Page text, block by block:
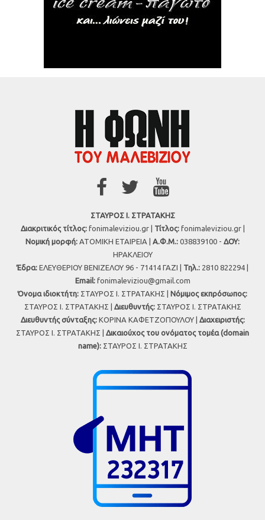
ΣΤΑΥΡΟΣ Ι. ΣΤΡΑΤΑΚΗΣ
Διακριτικός τίτλος:fonimaleviziou.gr | Τίτλος:fonimaleviziou.gr |
Νομική μορφή: ΑΤΟΜΙΚΗ ΕΤΑΙΡΕΙΑ | Α.Φ.Μ.: 038839100 - ΔΟΥ:
ΗΡΑΚΛΕΙΟΥ
Έδρα: ΕΛΕΥΘΕΡΙΟΥ ΒΕΝΙΖΕΛΟΥ 96 - 71414 ΓΑΖΙ | Τηλ.: 2810 822294 |
Εmail: fonimaleviziou@gmail.com
Όνομα ιδιοκτήτη: ΣΤΑΥΡΟΣ Ι. ΣΤΡΑΤΑΚΗΣ | Νόμιμος εκπρόσωπος:
ΣΤΑΥΡΟΣ Ι. ΣΤΡΑΤΑΚΗΣ | Διευθυντής:ΣΤΑΥΡΟΣ Ι. ΣΤΡΑΤΑΚΗΣ
Διευθυντής σύνταξης:ΚΟΡΙΝΑ ΚΑΦΕΤΖΟΠΟΥΛΟΥ | Διαχειριστής:
ΣΤΑΥΡΟΣ Ι. ΣΤΡΑΤΑΚΗΣ | Δικαιούχος του ονόματος τομέα (domain
name):ΣΤΑΥΡΟΣ Ι. ΣΤΡΑΤΑΚΗΣ